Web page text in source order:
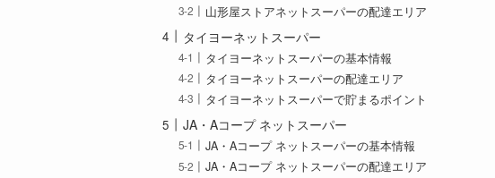
山形屋ストアネットスーパーの配達エリア
タイヨーネットスーパー
タイヨーネットスーパーの基本情報
タイヨーネットスーパーの配達エリア
タイヨーネットスーパーで貯まるポイント
JA・Aコープ ネットスーパー
JA・Aコープ ネットスーパーの基本情報
JA・Aコープ ネットスーパーの配達エリア